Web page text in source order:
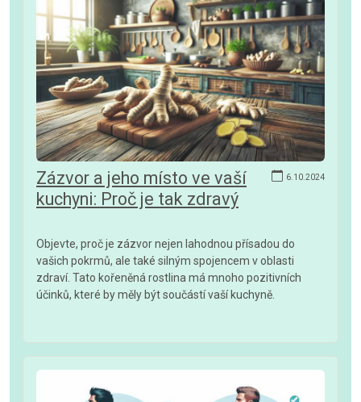
6.10.2024
Zázvor a jeho místo ve vaší
kuchyni: Proč je tak zdravý
Objevte, proč je zázvor nejen lahodnou přísadou do
vašich pokrmů, ale také silným spojencem v oblasti
zdraví. Tato kořeněná rostlina má mnoho pozitivních
účinků, které by měly být součástí vaší kuchyně.